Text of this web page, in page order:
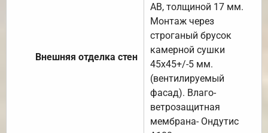
Внешняя отделка стен
АВ, толщиной 17 мм.
Монтаж через
строганый брусок
камерной сушки
45х45+/-5 мм.
(вентилируемый
фасад). Влаго-
ветрозащитная
мембрана- Ондутис